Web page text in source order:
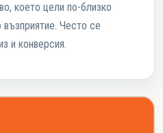
което цели по-близко
Често се
и конверсия.